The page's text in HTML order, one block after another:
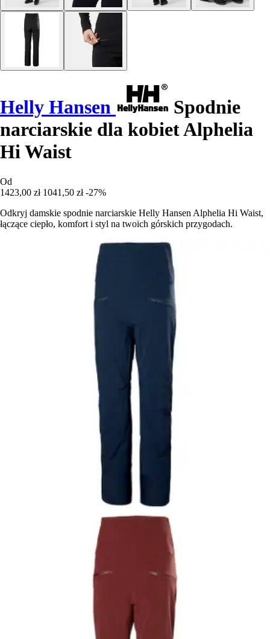
Helly Hansen
Spodnie
narciarskie dla kobiet Alphelia
Hi Waist
Od
1423,00 zł 1041,50 zł -27%
Odkryj damskie spodnie narciarskie Helly Hansen Alphelia Hi Waist,
łączące ciepło, komfort i styl na twoich górskich przygodach.